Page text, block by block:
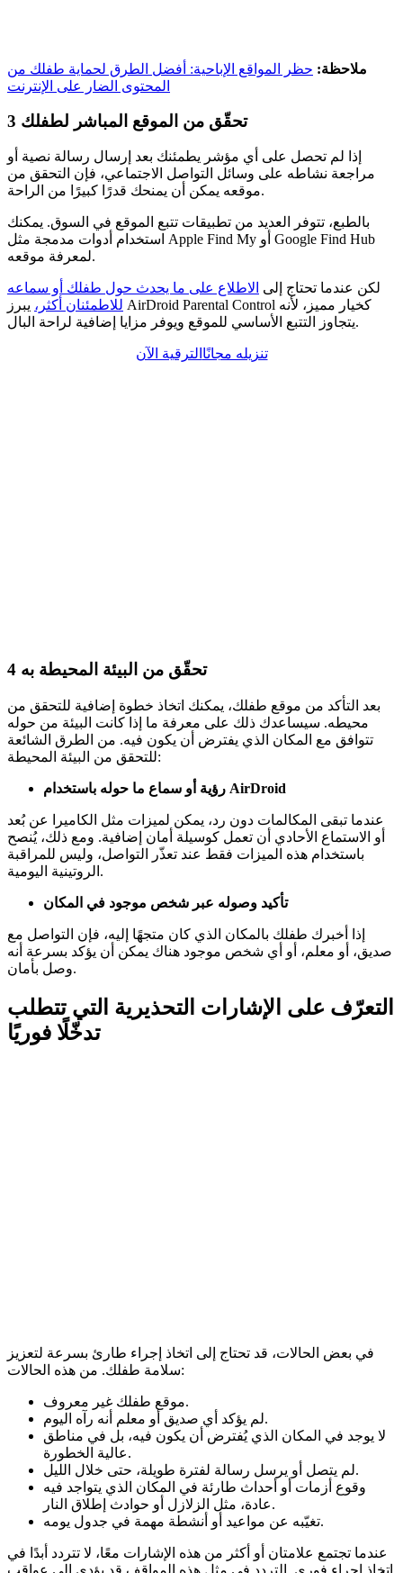
ملاحظة: حظر المواقع الإباحية: أفضل الطرق لحماية طفلك من
المحتوى الضار على الإنترنت
3 تحقّق من الموقع المباشر لطفلك
إذا لم تحصل على أي مؤشر يطمئنك بعد إرسال رسالة نصية أو
مراجعة نشاطه على وسائل التواصل الاجتماعي، فإن التحقق من
موقعه يمكن أن يمنحك قدرًا كبيرًا من الراحة.
بالطبع، تتوفر العديد من تطبيقات تتبع الموقع في السوق. يمكنك
استخدام أدوات مدمجة مثل Apple Find My أو Google Find Hub
لمعرفة موقعه.
لكن عندما تحتاج إلى الاطلاع على ما يحدث حول طفلك أو سماعه
للاطمئنان أكثر، يبرز AirDroid Parental Control كخيار مميز، لأنه
يتجاوز التتبع الأساسي للموقع ويوفر مزايا إضافية لراحة البال.
تنزيله مجانًا الترقية الآن
4 تحقّق من البيئة المحيطة به
بعد التأكد من موقع طفلك، يمكنك اتخاذ خطوة إضافية للتحقق من
محيطه. سيساعدك ذلك على معرفة ما إذا كانت البيئة من حوله
تتوافق مع المكان الذي يفترض أن يكون فيه. من الطرق الشائعة
للتحقق من البيئة المحيطة:
رؤية أو سماع ما حوله باستخدام AirDroid
عندما تبقى المكالمات دون رد، يمكن لميزات مثل الكاميرا عن بُعد
أو الاستماع الأحادي أن تعمل كوسيلة أمان إضافية. ومع ذلك، يُنصح
باستخدام هذه الميزات فقط عند تعذّر التواصل، وليس للمراقبة
الروتينية اليومية.
تأكيد وصوله عبر شخص موجود في المكان
إذا أخبرك طفلك بالمكان الذي كان متجهًا إليه، فإن التواصل مع
صديق، أو معلم، أو أي شخص موجود هناك يمكن أن يؤكد بسرعة أنه
وصل بأمان.
التعرّف على الإشارات التحذيرية التي تتطلب
تدخّلًا فوريًا
في بعض الحالات، قد تحتاج إلى اتخاذ إجراء طارئ بسرعة لتعزيز
سلامة طفلك. من هذه الحالات:
موقع طفلك غير معروف.
لم يؤكد أي صديق أو معلم أنه رآه اليوم.
لا يوجد في المكان الذي يُفترض أن يكون فيه، بل في مناطق
عالية الخطورة.
لم يتصل أو يرسل رسالة لفترة طويلة، حتى خلال الليل.
وقوع أزمات أو أحداث طارئة في المكان الذي يتواجد فيه
عادة، مثل الزلازل أو حوادث إطلاق النار.
تغيّبه عن مواعيد أو أنشطة مهمة في جدول يومه.
عندما تجتمع علامتان أو أكثر من هذه الإشارات معًا، لا تتردد أبدًا في
اتخاذ إجراء فوري. التردد في مثل هذه المواقف قد يؤدي إلى عواقب